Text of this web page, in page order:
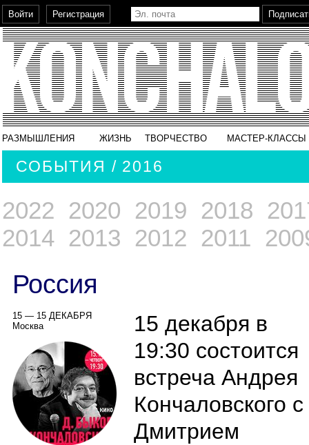
РАЗМЫШЛЕНИЯ ЖИЗНЬ ТВОРЧЕСТВО МАСТЕР-КЛАССЫ
СОБЫТИЯ / 2016
2022 2020 2019 2018
2014 2013 2012 2011
Россия
15 — 15 ДЕКАБРЯ
Москва
15 декабря в
19:30 состоится
встреча Андрея
Кончаловского с
Дмитрием